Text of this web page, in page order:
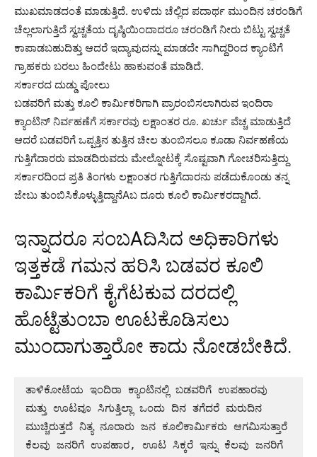
ಮುಖಮಾಡದಂತೆ ಮಾಡುತ್ತಿದೆ. ಉಳಿದು ಚೆಲ್ಲಿದ ಪದಾರ್ಥ ಮುಂದಿನ ಚರಂಡಿಗೆ
ಚೆಲ್ಲಲಾಗುತ್ತಿದೆ ಸ್ವಚ್ಚತೆಯ ದೃಷ್ಠಿಯಿಂದಾದರೂ ಚರಂಡಿಗೆ ನೀರು ಬಿಟ್ಟು ಸ್ವಚ್ಚತೆ
ಕಾಪಾಡಬಹುದಿತ್ತು ಆದರೆ ಇದ್ಯಾವುದನ್ನು ಮಾಡದೇ ಸಾಗಿದ್ದರಿಂದ ಕ್ಯಾಂಟಿಗೆ
ಗ್ರಾಹಕರು ಬರಲು ಹಿಂದೇಟು ಹಾಕುವಂತೆ ಮಾಡಿದೆ.
ಸರ್ಕಾರದ ದುಡ್ಡು ಪೋಲು
ಬಡವರಿಗೆ ಮತ್ತು ಕೂಲಿ ಕಾರ್ಮಿಕರಿಗಾಗಿ ಪ್ರಾರಂಬಿಸಲಾಗಿರುವ ಇಂದಿರಾ
ಕ್ಯಾಂಟಿನ್ ನಿರ್ವಹಣೆಗೆ ಸರ್ಕಾರವು ಲಕ್ಷಾಂತರ ರೂ. ಖರ್ಚು ವೆಚ್ಚ ಮಾಡುತ್ತಿದೆ
ಆದರೆ ಬಡವರಿಗೆ ಒಪ್ಪತ್ತಿನ ತುತ್ತಿನ ಚೀಲ ತುಂಬಿಸಲೂ ಕೂಡಾ ನಿರ್ವಹಣೆಯ
ಗುತ್ತಿಗೆದಾರರು ಮಾಡದಿರುವದು ಮೇಲ್ನೋಟಕ್ಕೆ ಸೊಷ್ಟವಾಗಿ ಗೋಚರಿಸುತ್ತಿದ್ದು
ಸರ್ಕಾರದಿಂದ ಪ್ರತಿ ತಿಂಗಳು ಲಕ್ಷಾಂತರ ಗುತ್ತಿಗೆದಾರನು ಪಡೆದುಕೊಂಡು ತನ್ನ
ಜೇಬು ತುಂಬಿಸಿಕೊಳ್ಳುತ್ತಿದ್ದಾನೆAಬ ದೂರು ಕೂಲಿ ಕಾರ್ಮಿಕರದ್ದಾಗಿದೆ.
ಇನ್ನಾದರೂ ಸಂಬAದಿಸಿದ ಅಧಿಕಾರಿಗಳು
ಇತ್ತಕಡೆ ಗಮನ ಹರಿಸಿ ಬಡವರ ಕೂಲಿ
ಕಾರ್ಮಿಕರಿಗೆ ಕೈಗೆಟಕುವ ದರದಲ್ಲಿ
ಹೊಟ್ಟೆತುಂಬಾ ಊಟಕೊಡಿಸಲು
ಮುಂದಾಗುತ್ತಾರೋ ಕಾದು ನೋಡಬೇಕಿದೆ.
ತಾಳಿಕೋಟೆಯ ಇಂದಿರಾ ಕ್ಯಾಂಟಿನಲ್ಲಿ ಬಡವರಿಗೆ ಉಪಹಾರವು
ಮತ್ತು ಊಟವೂ ಸಿಗುತ್ತಿಲ್ಲಾ ಒಂದು ದಿನ ತಗೆದರೆ ಮರುದಿನ
ಮುಚ್ಚಿರುತ್ತದೆ ನಿತ್ಯ ನೂರಾರು ಜನ ಕೂಲಿಕಾರ್ಮಿಕರು ಆಗಮಿಸುತ್ತಾರೆ
ಕೆಲವು ಜನರಿಗೆ ಉಪಹಾರ, ಊಟ ಸಿಕ್ಕರೆ ಇನ್ನು ಕೆಲವು ಜನರಿಗೆ